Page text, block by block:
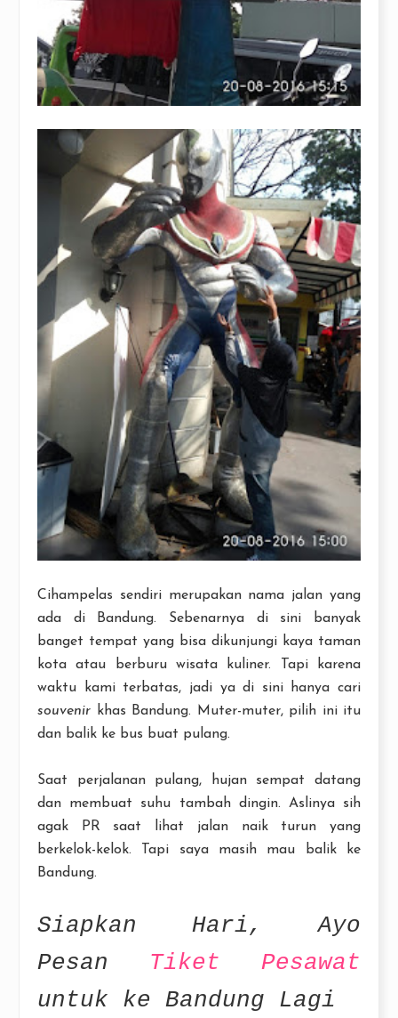
Cihampelas sendiri merupakan nama jalan yang
ada di Bandung. Sebenarnya di sini banyak
banget tempat yang bisa dikunjungi kaya taman
kota atau berburu wisata kuliner. Tapi karena
waktu kami terbatas, jadi ya di sini hanya cari
souvenir khas Bandung. Muter-muter, pilih ini itu
dan balik ke bus buat pulang.
Saat perjalanan pulang, hujan sempat datang
dan membuat suhu tambah dingin. Aslinya sih
agak PR saat lihat jalan naik turun yang
berkelok-kelok. Tapi saya masih mau balik ke
Bandung.
Siapkan Hari, Ayo
Pesan Tiket Pesawat
untuk ke Bandung Lagi